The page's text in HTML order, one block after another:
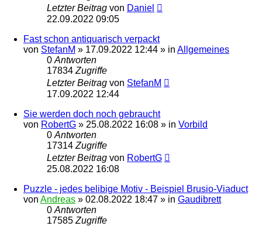
Letzter Beitrag von Daniel
22.09.2022 09:05
Fast schon antiquarisch verpackt
von StefanM » 17.09.2022 12:44 » in Allgemeines
0 Antworten
17834 Zugriffe
Letzter Beitrag von StefanM
17.09.2022 12:44
Sie werden doch noch gebraucht
von RobertG » 25.08.2022 16:08 » in Vorbild
0 Antworten
17314 Zugriffe
Letzter Beitrag von RobertG
25.08.2022 16:08
Puzzle - jedes belibige Motiv - Beispiel Brusio-Viaduct
von Andreas » 02.08.2022 18:47 » in Gaudibrett
0 Antworten
17585 Zugriffe